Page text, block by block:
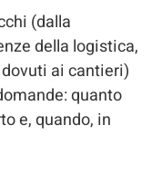
(dalla
della logistica,
ai cantieri)
quanto
e, quando, in